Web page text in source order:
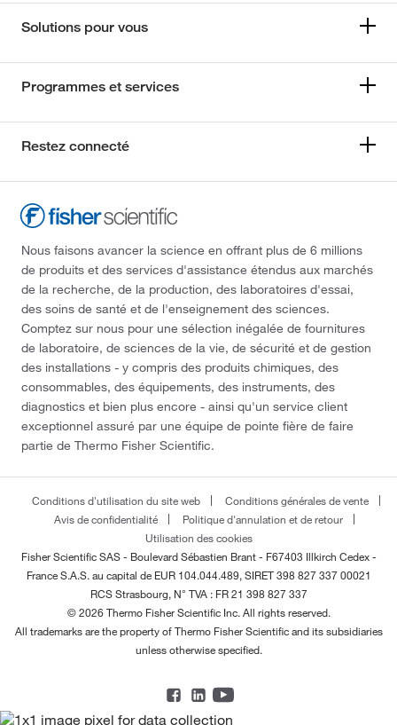
Solutions pour vous
Programmes et services
Restez connecté
Nous faisons avancer la science en offrant plus de 6 millions
de produits et des services d'assistance étendus aux marchés
de la recherche, de la production, des laboratoires d'essai,
des soins de santé et de l'enseignement des sciences.
Comptez sur nous pour une sélection inégalée de fournitures
de laboratoire, de sciences de la vie, de sécurité et de gestion
des installations - y compris des produits chimiques, des
consommables, des équipements, des instruments, des
diagnostics et bien plus encore - ainsi qu'un service client
exceptionnel assuré par une équipe de pointe fière de faire
partie de Thermo Fisher Scientific.
Conditions d'utilisation du site web
Conditions générales de vente
Avis de confidentialité
Politique d'annulation et de retour
Utilisation des cookies
Fisher Scientific SAS - Boulevard Sébastien Brant - F67403 Illkirch Cedex -
FranceS.A.S. au capital de EUR 104.044.489, SIRET 398 827 337 00021
RCS Strasbourg, N° TVA : FR 21 398 827 337
© 2026 Thermo Fisher Scientific Inc. All rights reserved.
All trademarks are the property of Thermo Fisher Scientific and its subsidiaries
unless otherwise specified.